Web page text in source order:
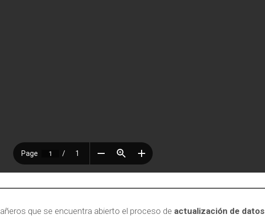
que se encuentra abierto el proceso de actualización de datos